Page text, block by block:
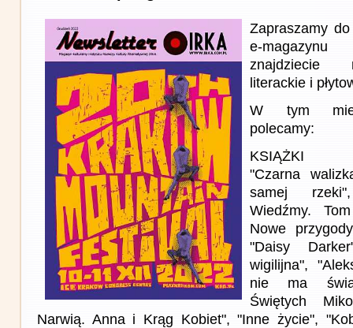
Zapraszamy
e-
znajdziecie
literackie i
W tym
polecamy:
KSIĄŻKI
"Czarna
samej
Wiedźmy.
Nowe
"Daisy
wigilijna",
nie ma
Świętych
Narwią. Anna i Krąg Kobiet", "Inne życie",